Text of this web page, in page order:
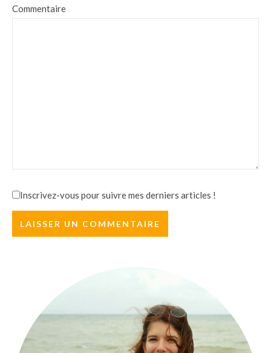
Commentaire
Inscrivez-vous pour suivre mes derniers articles !